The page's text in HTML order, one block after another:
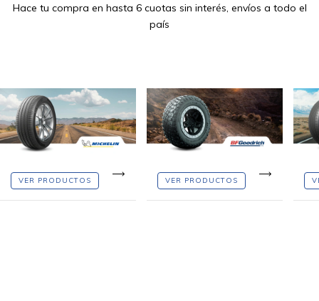
Hace tu compra en hasta 6 cuotas sin interés, envíos a todo el
país
VER PRODUCTOS VER PRODUCTOS